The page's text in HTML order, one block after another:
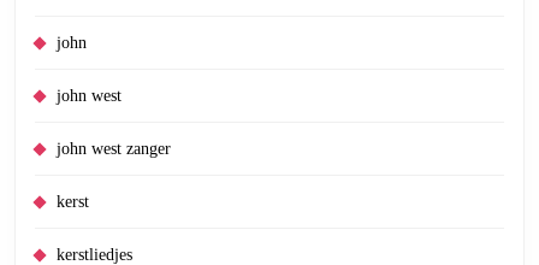
john
john west
john west zanger
kerst
kerstliedjes